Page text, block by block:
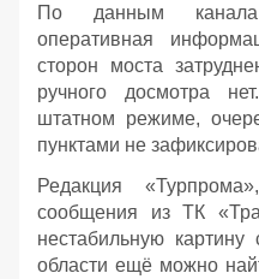
По данным
оперативная
сторон моста
ручного досмотра
штатном режиме,
пунктами не
Редакция
сообщения из ТК
нестабильную
области ещё можно